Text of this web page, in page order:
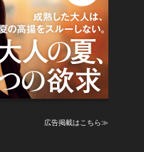
広告掲載はこちら≫